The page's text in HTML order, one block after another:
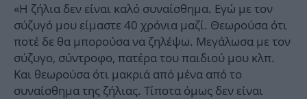
«Η ζήλια δεν είναι καλό συναίσθημα. Εγώ με τον
σύζυγό μου είμαστε 40 χρόνια μαζί. Θεωρούσα ότι
ποτέ δε θα μπορούσα να ζηλέψω. Μεγάλωσα με τον
σύζυγο, σύντροφο, πατέρα του παιδιού μου κλπ.
Και θεωρούσα ότι μακριά από μένα από το
συναίσθημα της ζήλιας. Τίποτα όμως δεν είναι